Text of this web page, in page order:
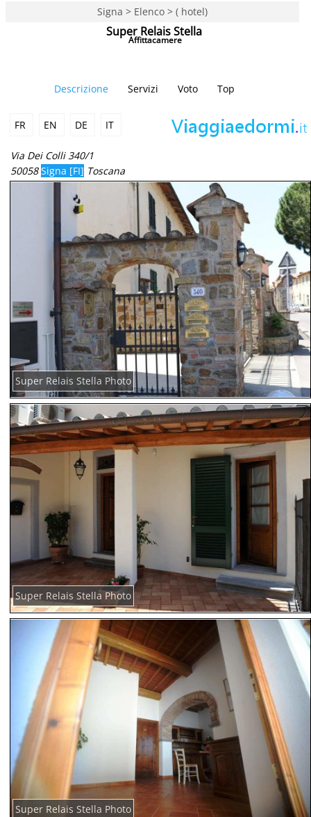
Signa > Elenco > ( hotel)
Super Relais Stella
Affittacamere
Descrizione Servizi Voto Top
FR EN DE IT
Via Dei Colli 340/1
50058Signa [FI] Toscana
Super Relais Stella Photo
Super Relais Stella Photo
Super Relais Stella Photo